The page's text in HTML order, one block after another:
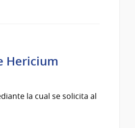
Hericium
la cual se solicita al